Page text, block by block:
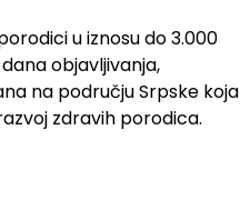
u iznosu do 3.000
objavljivanja,
na području Srpske koja
zdravih porodica.